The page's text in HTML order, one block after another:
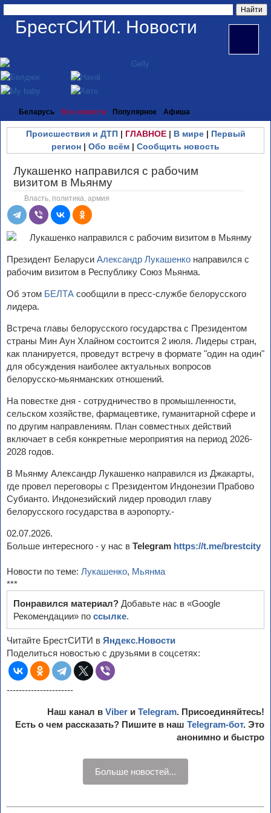
БрестСИТИ. Новости
Беларусь Все новости Популярное Афиша
Происшествия и ДТП| ГЛАВНОЕ| В мире| Первый
регион | Обо всём | Сообщить новость
Лукашенко направился с рабочим
визитом в Мьянму
Власть, политика, армия
Президент Беларуси Александр Лукашенко направился с
рабочим визитом в Республику Союз Мьянма.
Об этом БЕЛТА сообщили в пресс-службе белорусского
лидера.
Встреча главы белорусского государства с Президентом
страны Мин Аун Хлайном состоится 2 июля. Лидеры стран,
как планируется, проведут встречу в формате "один на один"
для обсуждения наиболее актуальных вопросов
белорусско-мьянманских отношений.
На повестке дня - сотрудничество в промышленности,
сельском хозяйстве, фармацевтике, гуманитарной сфере и
по другим направлениям. План совместных действий
включает в себя конкретные мероприятия на период 2026-
2028 годов.
В Мьянму Александр Лукашенко направился из Джакарты,
где провел переговоры с Президентом Индонезии Прабово
Субианто. Индонезийский лидер проводил главу
белорусского государства в аэропорту.-
02.07.2026.
Больше интересного - у нас в Telegram https://t.me/brestcity
Новости по теме: Лукашенко, Мьянма
***
Понравился материал? Добавьте нас в «Google
Рекомендации» по ссылке.
Читайте БрестСИТИ в Яндекс.Новости
Поделиться новостью с друзьями в соцсетях:
----------------------
Наш канал в Viber и Telegram. Присоединяйтесь!
Есть о чем рассказать? Пишите в наш Telegram-бот. Это
анонимно и быстро
Больше новостей...